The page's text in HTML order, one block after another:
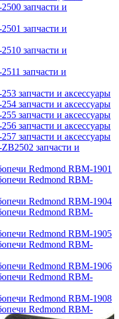
запчасти и
запчасти и
запчасти и
запчасти и
запчасти и аксессуары
запчасти и аксессуары
запчасти и аксессуары
запчасти и аксессуары
запчасти и аксессуары
запчасти и
Redmond RBM-1901
Redmond RBM-
Redmond RBM-1904
Redmond RBM-
Redmond RBM-1905
Redmond RBM-
Redmond RBM-1906
Redmond RBM-
Redmond RBM-1908
Redmond RBM-